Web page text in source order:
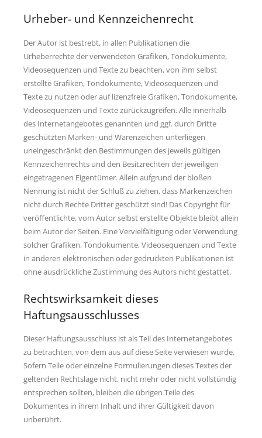
Urheber- und Kennzeichenrecht
Der Autor ist bestrebt, in allen Publikationen die
Urheberrechte der verwendeten Grafiken, Tondokumente,
Videosequenzen und Texte zu beachten, von ihm selbst
erstellte Grafiken, Tondokumente, Videosequenzen und
Texte zu nutzen oder auf lizenzfreie Grafiken, Tondokumente,
Videosequenzen und Texte zurückzugreifen. Alle innerhalb
des Internetangebotes genannten und ggf. durch Dritte
geschützten Marken- und Warenzeichen unterliegen
uneingeschränkt den Bestimmungen des jeweils gültigen
Kennzeichenrechts und den Besitzrechten der jeweiligen
eingetragenen Eigentümer. Allein aufgrund der bloßen
Nennung ist nicht der Schluß zu ziehen, dass Markenzeichen
nicht durch Rechte Dritter geschützt sind! Das Copyright für
veröffentlichte, vom Autor selbst erstellte Objekte bleibt allein
beim Autor der Seiten. Eine Vervielfältigung oder Verwendung
solcher Grafiken, Tondokumente, Videosequenzen und Texte
in anderen elektronischen oder gedruckten Publikationen ist
ohne ausdrückliche Zustimmung des Autors nicht gestattet.
Rechtswirksamkeit dieses
Haftungsausschlusses
Dieser Haftungsausschluss ist als Teil des Internetangebotes
zu betrachten, von dem aus auf diese Seite verwiesen wurde.
Sofern Teile oder einzelne Formulierungen dieses Textes der
geltenden Rechtslage nicht, nicht mehr oder nicht vollstündig
entsprechen sollten, bleiben die übrigen Teile des
Dokumentes in ihrem Inhalt und ihrer Gültigkeit davon
unberührt.